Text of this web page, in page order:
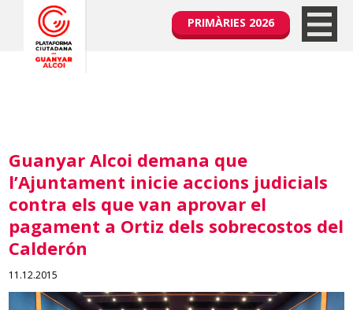
PRIMÀRIES 2026
Guanyar Alcoi demana que
l’Ajuntament inicie accions judicials
contra els que van aprovar el
pagament a Ortiz dels sobrecostos del
Calderón
11.12.2015